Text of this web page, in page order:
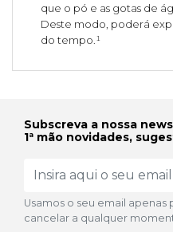
que o pó e as gotas de
Deste modo, poderá
do tempo.¹
Subscreva a nossa
1ª mão novidades,
Usamos o seu email
cancelar a qualquer